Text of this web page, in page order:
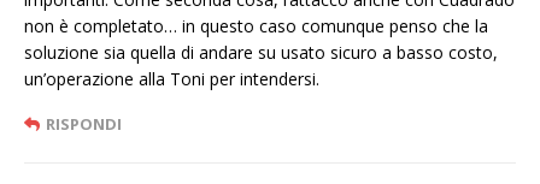
non è completato… in questo caso comunque penso che la
soluzione sia quella di andare su usato sicuro a basso costo,
un’operazione alla Toni per intendersi.
RISPONDI